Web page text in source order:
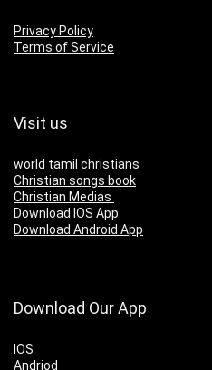
Privacy Policy
Terms of Service
Visit us
world tamil christians
Christian songs book
Christian Medias
Download IOS App
Download Android App
Download Our App
IOS
Andriod